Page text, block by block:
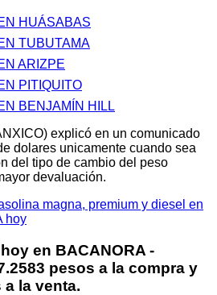
HUÁSABAS
TUBUTAMA
ARIZPE
PITIQUITO
BENJAMÍN HILL
explicó en un comunicado
dolares unicamente cuando sea
del tipo de cambio del peso
devaluación.
magna, premium y diesel en
hoy
en BACANORA -
pesos a la compra y
a la venta.